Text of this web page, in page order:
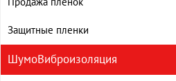
Защитные пленки
ШумоВиброизоляция